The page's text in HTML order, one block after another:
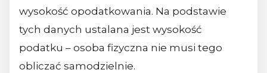
wysokość opodatkowania. Na podstawie
tych danych ustalana jest wysokość
podatku – osoba fizyczna nie musi tego
obliczać samodzielnie.